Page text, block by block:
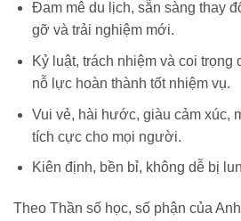
Đam mê du lịch, sẵn sàng thay
gỡ và trải nghiệm mới.
Kỷ luật, trách nhiệm và coi trọng
nỗ lực hoàn thành tốt nhiệm vụ.
Vui vẻ, hài hước, giàu cảm xúc,
tích cực cho mọi người.
Kiên định, bền bỉ, không dễ bị
Theo Thần số học, số phận của